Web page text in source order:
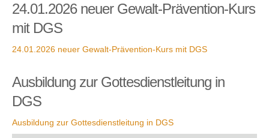
24.01.2026 neuer Gewalt-Prävention-Kurs
mit DGS
24.01.2026 neuer Gewalt-Prävention-Kurs mit DGS
Ausbildung zur Gottesdienstleitung in
DGS
Ausbildung zur Gottesdienstleitung in DGS